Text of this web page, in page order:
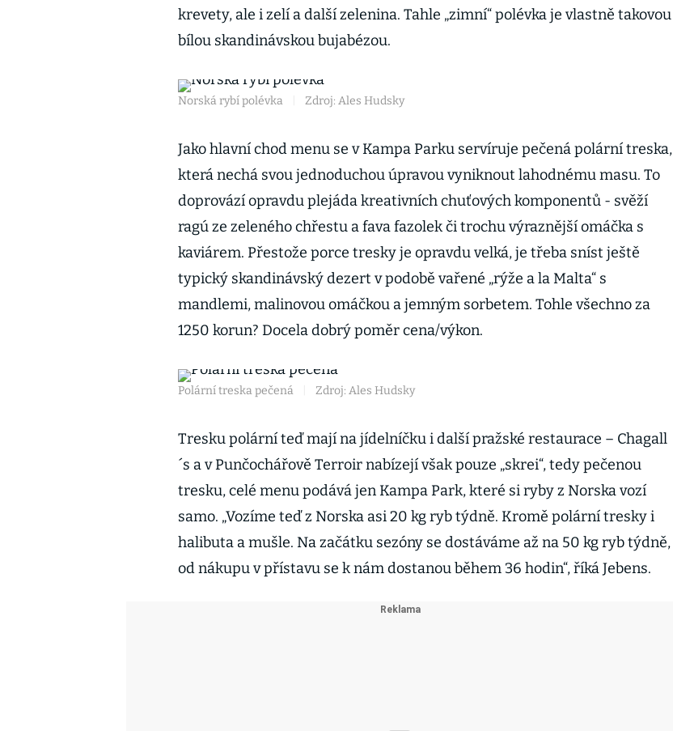
krevety, ale i zelí a další zelenina. Tahle „zimní“ polévka je vlastně takovou
bílou skandinávskou bujabézou.
Norská rybí polévka Zdroj: Ales Hudsky
Jako hlavní chod menu se v Kampa Parku servíruje pečená polární treska,
která nechá svou jednoduchou úpravou vyniknout lahodnému masu. To
doprovází opravdu plejáda kreativních chuťových komponentů - svěží
ragú ze zeleného chřestu a fava fazolek či trochu výraznější omáčka s
kaviárem. Přestože porce tresky je opravdu velká, je třeba sníst ještě
typický skandinávský dezert v podobě vařené „rýže a la Malta“ s
mandlemi, malinovou omáčkou a jemným sorbetem. Tohle všechno za
1250 korun? Docela dobrý poměr cena/výkon.
Polární treska pečená Zdroj: Ales Hudsky
Tresku polární teď mají na jídelníčku i další pražské restaurace – Chagall
´s a v Punčochářově Terroir nabízejí však pouze „skrei“, tedy pečenou
tresku, celé menu podává jen Kampa Park, které si ryby z Norska vozí
samo. „Vozíme teď z Norska asi 20 kg ryb týdně. Kromě polární tresky i
halibuta a mušle. Na začátku sezóny se dostáváme až na 50 kg ryb týdně,
od nákupu v přístavu se k nám dostanou během 36 hodin“, říká Jebens.